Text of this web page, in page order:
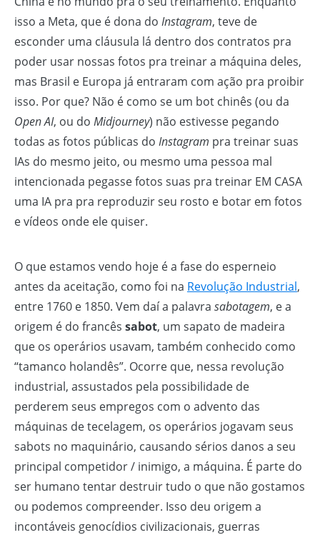
isso a Meta, que é dona do Instagram, teve de
esconder uma cláusula lá dentro dos contratos pra
poder usar nossas fotos pra treinar a máquina deles,
mas Brasil e Europa já entraram com ação pra proibir
isso. Por que? Não é como se um bot chinês (ou da
Open AI, ou do Midjourney) não estivesse pegando
todas as fotos públicas do Instagram pra treinar suas
IAs do mesmo jeito, ou mesmo uma pessoa mal
intencionada pegasse fotos suas pra treinar EM CASA
uma IA pra pra reproduzir seu rosto e botar em fotos
e vídeos onde ele quiser.
O que estamos vendo hoje é a fase do esperneio
antes da aceitação, como foi na Revolução Industrial,
entre 1760 e 1850. Vem daí a palavra sabotagem, e a
origem é do francês sabot, um sapato de madeira
que os operários usavam, também conhecido como
“tamanco holandês”. Ocorre que, nessa revolução
industrial, assustados pela possibilidade de
perderem seus empregos com o advento das
máquinas de tecelagem, os operários jogavam seus
sabots no maquinário, causando sérios danos a seu
principal competidor / inimigo, a máquina. É parte do
ser humano tentar destruir tudo o que não gostamos
ou podemos compreender. Isso deu origem a
incontáveis genocídios civilizacionais, guerras